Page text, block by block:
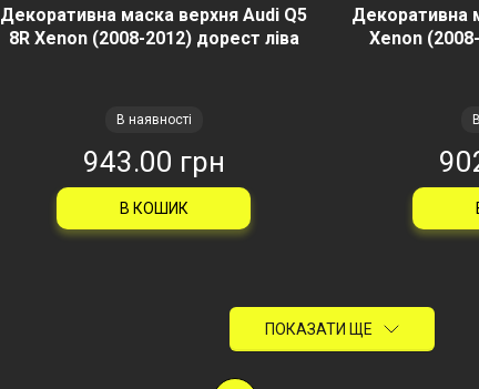
Декоративна маска верхня Audi Q5
8R Xenon (2008-2012) дорест ліва
В наявності
943.00 грн
В КОШИК
Декоративна
Xenon
ПОКАЗАТИ ЩЕ